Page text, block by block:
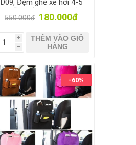
D09, Đệm ghế xe hơi 4-5
chỗ, Miếng nệm lót nỉ
Mềm mại
550.000đ 180.000đ
i
h
THÊM VÀO GIỎ
HÀNG
-60%